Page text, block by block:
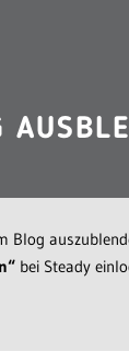
Blog
bei Steady